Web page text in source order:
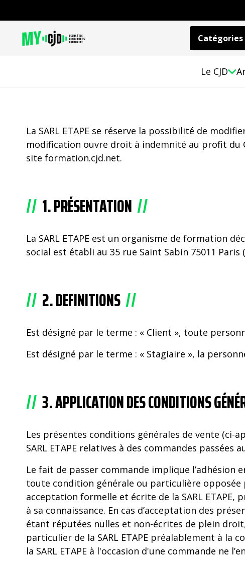
Catégories
Le CJD
La SARL ETAPE se réserve la possibilité de
modification ouvre droit à indemnité au profit du
site formation.cjd.net.
1. PRÉSENTATION
La SARL ETAPE est un organisme de formation
social est établi au 35 rue Saint Sabin 75011 Paris
2. DEFINITIONS
Est désigné par le terme : « Client », toute
Est désigné par le terme : « Stagiaire », la
3. APPLICATION DES CONDITIONS
Les présentes conditions générales de vente (ci-
SARL ETAPE relatives à des commandes passées
Le fait de passer commande implique
toute condition générale ou particulière opposée
acceptation formelle et écrite de la SARL
à sa connaissance. En cas d’acceptation des
étant réputées nulles et non-écrites de plein
particulier de la SARL ETAPE préalablement à la
la SARL ETAPE à l'occasion d'une commande ne